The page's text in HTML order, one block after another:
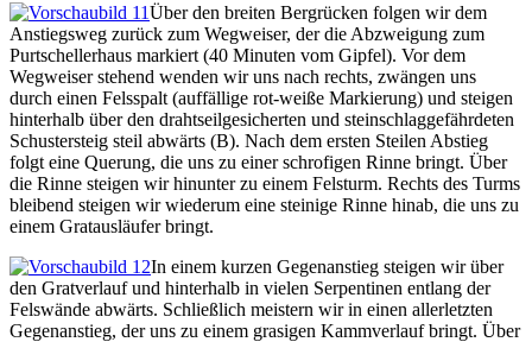
Über den breiten Bergrücken folgen wir dem
Anstiegsweg zurück zum Wegweiser, der die Abzweigung zum
Purtschellerhaus markiert (40 Minuten vom Gipfel). Vor dem
Wegweiser stehend wenden wir uns nach rechts, zwängen uns
durch einen Felsspalt (auffällige rot-weiße Markierung) und steigen
hinterhalb über den drahtseilgesicherten und steinschlaggefährdeten
Schustersteig steil abwärts (B). Nach dem ersten Steilen Abstieg
folgt eine Querung, die uns zu einer schrofigen Rinne bringt. Über
die Rinne steigen wir hinunter zu einem Felsturm. Rechts des Turms
bleibend steigen wir wiederum eine steinige Rinne hinab, die uns zu
einem Gratausläufer bringt.
In einem kurzen Gegenanstieg steigen wir über
den Gratverlauf und hinterhalb in vielen Serpentinen entlang der
Felswände abwärts. Schließlich meistern wir in einen allerletzten
Gegenanstieg, der uns zu einem grasigen Kammverlauf bringt. Über